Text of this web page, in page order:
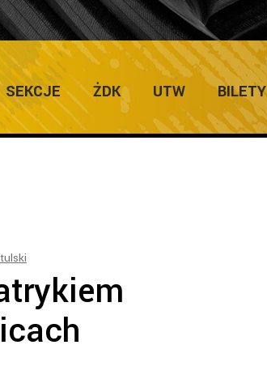
SEKCJE ŻDK UTW BILETY
TAG